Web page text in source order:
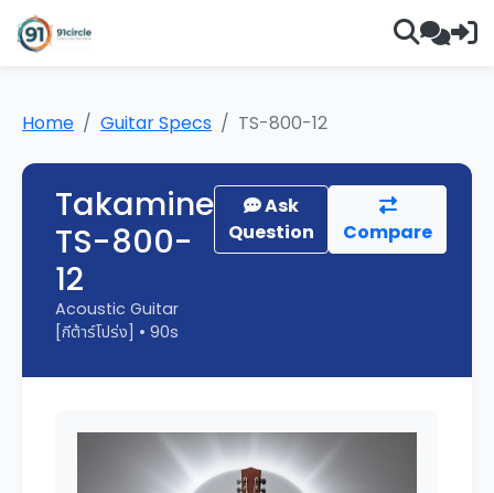
Home Guitar Specs TS-800-12
Takamine
TS-800-
12
Acoustic Guitar
[กีต้าร์โปร่ง] • 90s
Ask
Question
Compare